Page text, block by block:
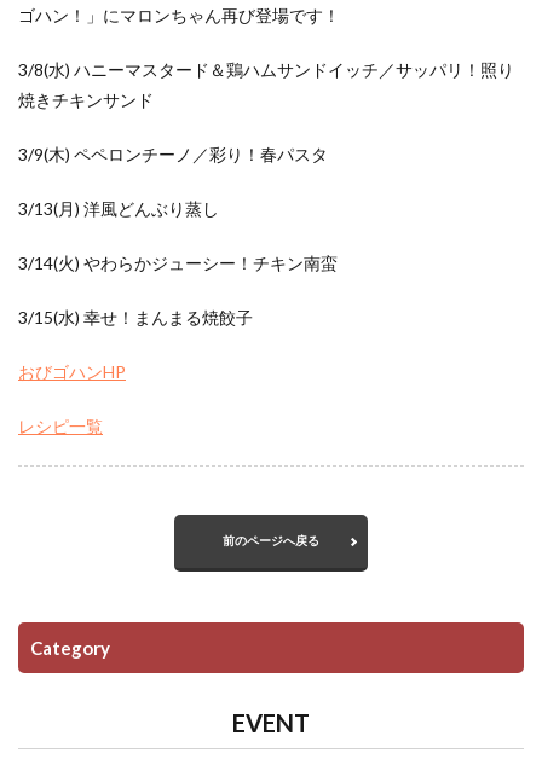
ゴハン！」にマロンちゃん再び登場です！
3/8(水) ハニーマスタード＆鶏ハムサンドイッチ／サッパリ！照り
焼きチキンサンド
3/9(木) ペペロンチーノ／彩り！春パスタ
3/13(月) 洋風どんぶり蒸し
3/14(火) やわらかジューシー！チキン南蛮
3/15(水) 幸せ！まんまる焼餃子
おびゴハンHP
レシピ一覧
前のページへ戻る
Category
EVENT